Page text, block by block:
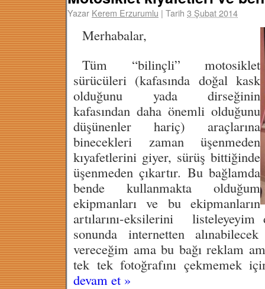
Yazar Kerem Erzurumlu | Tarih 3 Şubat 2014
Merhabalar,
Tüm “bilinçli” motosiklet
sürücüleri (kafasında doğal kask
olduğunu yada dirseğinin
kafasından daha önemli olduğunu
düşünenler hariç) araçlarına
binecekleri zaman üşenmeden
kıyafetlerini giyer, sürüş bittiğinde
üşenmeden çıkartır. Bu bağlamda
bende kullanmakta olduğum
ekipmanları ve bu ekipmanların
artılarını-eksilerini listeleyeyim
sonunda internetten
vereceğim ama bu bağı reklam
tek tek fotoğrafını çekmemek
devam et »